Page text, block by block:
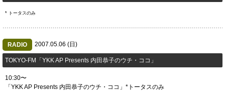
* トータスのみ
RADIO 2007.05.06 (日)
TOKYO-FM「YKK AP Presents 内田恭子のウチ・ココ」
10:30〜
「YKK AP Presents 内田恭子のウチ・ココ」*トータスのみ